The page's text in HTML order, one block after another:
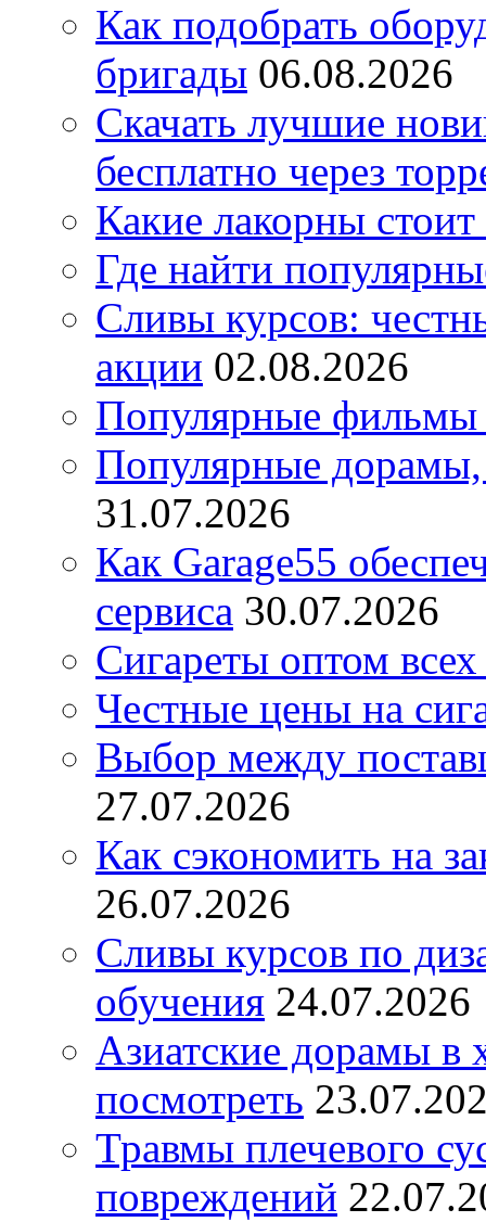
Как подобрать
бригады 06.08.2026
Скачать лучшие
бесплатно через
Какие лакорны стоит
Где найти
Сливы курсов:
акции 02.08.2026
Популярные фильмы
Популярные дорамы,
31.07.2026
Как Garage55
сервиса 30.07.2026
Сигареты оптом
Честные цены на
Выбор между
27.07.2026
Как сэкономить на
26.07.2026
Сливы курсов по
обучения 24.07.2026
Азиатские дорамы в
посмотреть
Травмы плечевого
повреждений